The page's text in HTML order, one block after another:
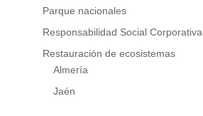
Parque nacionales
Responsabilidad Social Corporativa
Restauración de ecosistemas
Almería
Jaén